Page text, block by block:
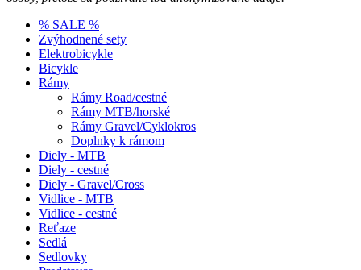
% SALE %
Zvýhodnené sety
Elektrobicykle
Bicykle
Rámy
Rámy Road/cestné
Rámy MTB/horské
Rámy Gravel/Cyklokros
Doplnky k rámom
Diely - MTB
Diely - cestné
Diely - Gravel/Cross
Vidlice - MTB
Vidlice - cestné
Reťaze
Sedlá
Sedlovky